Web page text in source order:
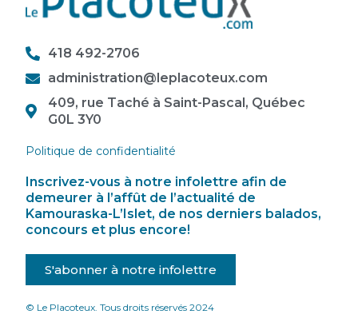
418 492-2706
administration@leplacoteux.com
409, rue Taché à Saint-Pascal, Québec
G0L 3Y0
Politique de confidentialité
Inscrivez-vous à notre infolettre afin de
demeurer à l’affût de l’actualité de
Kamouraska-L’Islet, de nos derniers balados,
concours et plus encore!
S'abonner à notre infolettre
© Le Placoteux. Tous droits réservés 2024